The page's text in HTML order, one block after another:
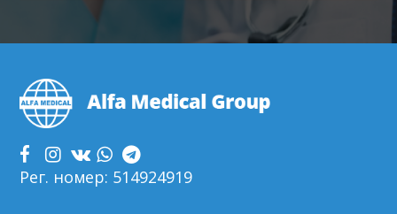
Footer
Рег. номер: 514924919